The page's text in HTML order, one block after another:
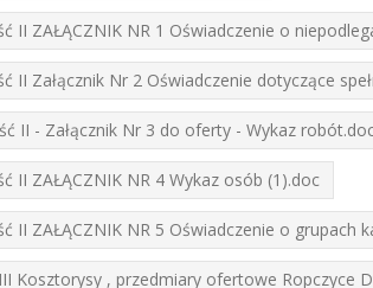
II ZAŁĄCZNIK NR 1 Oświadczenie o
II Załącznik Nr 2 Oświadczenie dotyczące
II - Załącznik Nr 3 do oferty - Wykaz
II ZAŁĄCZNIK NR 4 Wykaz osób (1).doc
II ZAŁĄCZNIK NR 5 Oświadczenie o grupach
Kosztorysy , przedmiary ofertowe Ropczyce